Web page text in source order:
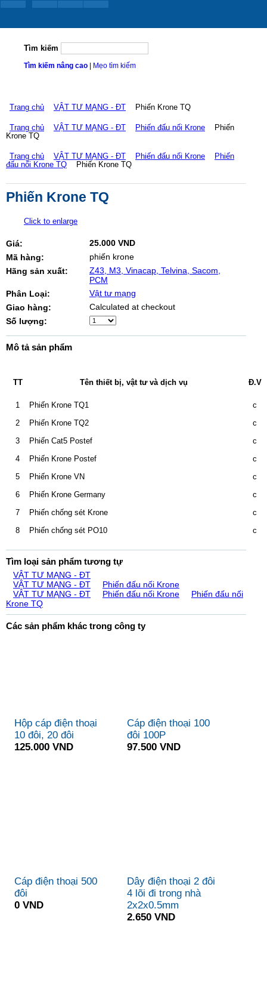
Tìm kiếm
Tìm kiếm nâng cao| Mẹo tìm kiếm
Trang chủ VẬT TƯ MẠNG - ĐT Phiến Krone TQ
Trang chủ VẬT TƯ MẠNG - ĐT Phiến đấu nối Krone
Phiến
Krone TQ
Trang chủ VẬT TƯ MẠNG - ĐT Phiến đấu nối Krone
Phiến
đấu nối Krone TQ
Phiến Krone TQ
Phiến Krone TQ
Click to enlarge
Giá:
25.000 VND
Mã hàng:
phiến krone
Hãng sản xuất:
Z43, M3, Vinacap, Telvina, Sacom,
PCM
Phân Loại:
Vật tư mạng
Giao hàng:
Calculated at checkout
Số lượng:
Mô tả sản phẩm
TT Tên thiết bị, vật tư và dịch vụ Đ.V
1 Phiến Krone TQ1
c
2
Phiến Krone TQ2
c
3
Phiến Cat5 Postef
c
4
Phiến Krone Postef
c
5
Phiến Krone VN
c
6
Phiến Krone Germany
c
7
Phiến chống sét Krone
c
8
Phiến chống sét PO10 c
Tìm loại sản phẩm tương tự
VẬT TƯ MẠNG - ĐT
VẬT TƯ MẠNG - ĐT
Phiến đấu nối Krone
VẬT TƯ MẠNG - ĐT
Phiến đấu nối Krone
Phiến đấu nối
Krone TQ
Các sản phẩm khác trong công ty
Hộp cáp điện thoại
10 đôi, 20 đôi
125.000 VND
Cáp điện thoại 100
đôi 100P
97.500 VND
Cáp điện thoại 500
đôi
0 VND
Dây điện thoại 2 đôi
4 lõi đi trong nhà
2x2x0.5mm
2.650 VND